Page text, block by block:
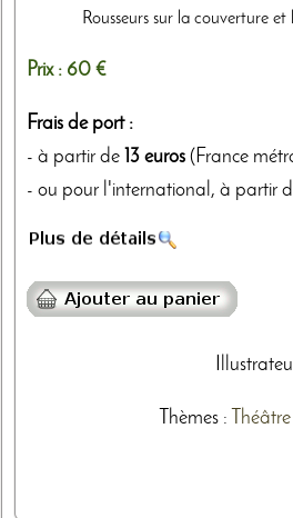
Rousseurs sur la couverture et
Prix : 60 €
Frais de port :
- à partir de 13 euros (France
- ou pour l'international, à partir
Thèmes: Théâtre